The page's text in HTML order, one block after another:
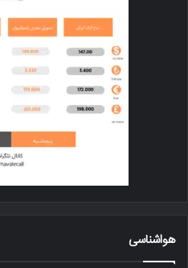
هواشناسی